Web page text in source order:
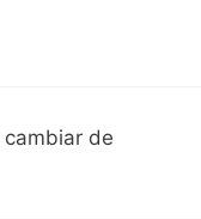
de